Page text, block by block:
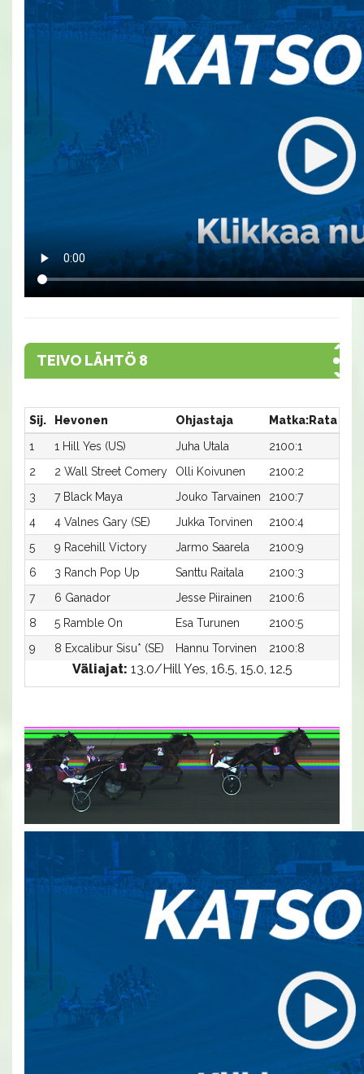
TEIVO LÄHTÖ 8
Sij. Hevonen Ohjastaja Matka:Rata
1
1 Hill Yes (US) Juha Utala 2100:1
2
2 Wall Street Comery Olli Koivunen 2100:2
3
7 Black Maya Jouko Tarvainen 2100:7
4
4 Valnes Gary (SE) Jukka Torvinen 2100:4
5
9 Racehill Victory Jarmo Saarela 2100:9
6
3 Ranch Pop Up Santtu Raitala 2100:3
7
6 Ganador Jesse Piirainen 2100:6
8
5 Ramble On Esa Turunen 2100:5
9
8 Excalibur Sisu* (SE) Hannu Torvinen 2100:8
Väliajat: 13.0/Hill Yes, 16.5, 15.0, 12.5